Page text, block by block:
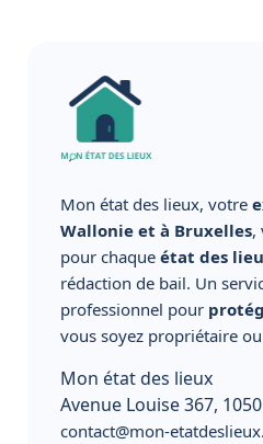
Mon état des lieux, votre
Wallonie et à Bruxelles,
pour chaque état des
rédaction de bail. Un
professionnel pour
vous soyez propriétaire
Mon état des lieux
Avenue Louise 367,
contact@mon-